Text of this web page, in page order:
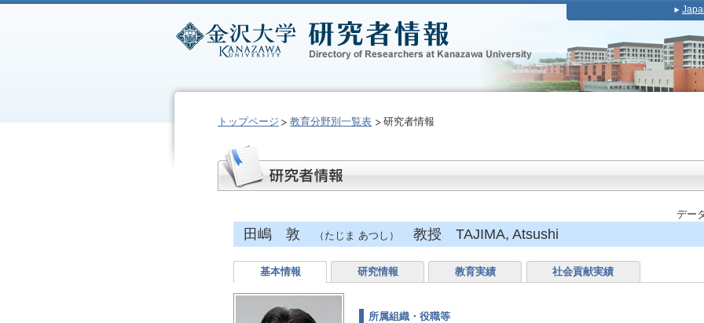
トップページ 教育分野別一覧表 研究者情報
デー
田嶋 敦 （たじま あつし） 教授 TAJIMA, Atsushi
基本情報 研究情報 教育実績 社会貢献実績
所属組織・役職等